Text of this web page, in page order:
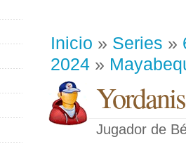
Inicio » Series »
2024 »
Jugador de